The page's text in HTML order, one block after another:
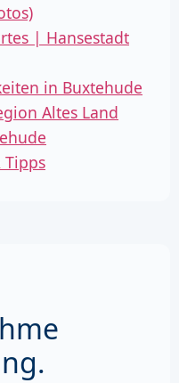
| Hansestadt
in Buxtehude
Altes Land
Tipps